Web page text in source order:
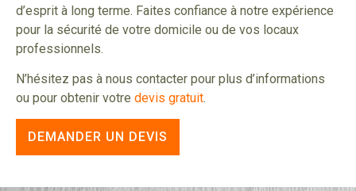
d’esprit à long terme. Faites confiance à notre expérience
pour la sécurité de votre domicile ou de vos locaux
professionnels.
N’hésitez pas à nous contacter pour plus d’informations
ou pour obtenir votre devis gratuit.
DEMANDER UN DEVIS